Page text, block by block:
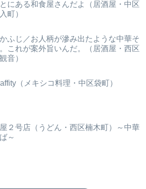
にある和食屋さんだよ（居酒屋・中区
町）
ふじ／お人柄が滲み出たような中華そ
これが案外旨いんだ。（居酒屋・西区
音）
（メキシコ料理・中区袋町）
２号店（うどん・西区楠木町）～中華
～